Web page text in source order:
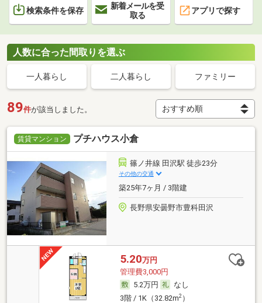
検索条件を保存
新着メールを受
取る
アプリで探す
人数に合った間取りを選ぶ
一人暮らし 二人暮らし ファミリー
89件が該当しました。
賃貸マンション プチハウス小倉
篠ノ井線 田沢駅 徒歩23分
その他の交通
築25年7ヶ月 / 3階建
長野県安曇野市豊科田沢
5.20万円
管理費3,000円
5.2万円
なし
3階 / 1K（32.82m2）